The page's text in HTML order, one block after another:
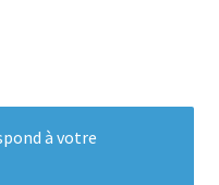
à votre